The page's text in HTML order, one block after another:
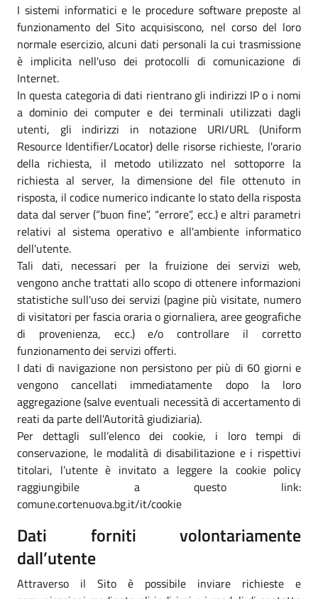
I sistemi informatici e le procedure software preposte al
funzionamento del Sito acquisiscono, nel corso del loro
normale esercizio, alcuni dati personali la cui trasmissione
è implicita nell'uso dei protocolli di comunicazione di
Internet.
In questa categoria di dati rientrano gli indirizzi IP o i nomi
a dominio dei computer e dei terminali utilizzati dagli
utenti, gli indirizzi in notazione URI/URL (Uniform
Resource Identifier/Locator) delle risorse richieste, l'orario
della richiesta, il metodo utilizzato nel sottoporre la
richiesta al server, la dimensione del file ottenuto in
risposta, il codice numerico indicante lo stato della risposta
data dal server (“buon fine”, “errore”, ecc.) e altri parametri
relativi al sistema operativo e all'ambiente informatico
dell'utente.
Tali dati, necessari per la fruizione dei servizi web,
vengono anche trattati allo scopo di ottenere informazioni
statistiche sull'uso dei servizi (pagine più visitate, numero
di visitatori per fascia oraria o giornaliera, aree geografiche
di provenienza, ecc.) e/o controllare il corretto
funzionamento dei servizi offerti.
I dati di navigazione non persistono per più di 60 giorni e
vengono cancellati immediatamente dopo la loro
aggregazione (salve eventuali necessità di accertamento di
reati da parte dell'Autorità giudiziaria).
Per dettagli sull’elenco dei cookie, i loro tempi di
conservazione, le modalità di disabilitazione e i rispettivi
titolari, l’utente è invitato a leggere la cookie policy
raggiungibile a questo link:
comune.cortenuova.bg.it/it/cookie
Dati forniti volontariamente
dall’utente
Attraverso il Sito è possibile inviare richieste e